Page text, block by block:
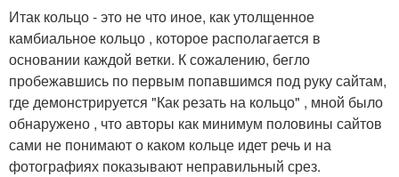
Итак кольцо - это не что иное, как утолщенное
камбиальное кольцо , которое располагается в
основании каждой ветки. К сожалению, бегло
пробежавшись по первым попавшимся под руку сайтам,
где демонстрируется "Как резать на кольцо" , мной было
обнаружено , что авторы как минимум половины сайтов
сами не понимают о каком кольце идет речь и на
фотографиях показывают неправильный срез.